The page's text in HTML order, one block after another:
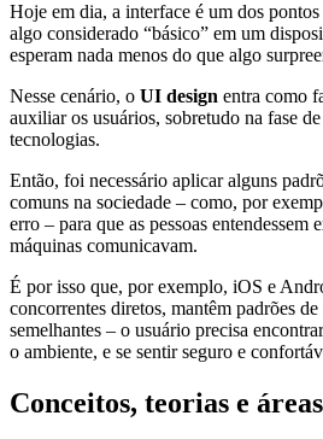
Hoje em dia, a interface é um dos
algo considerado “básico” em um
esperam nada menos do que algo
Nesse cenário, o UI design entra como
auxiliar os usuários, sobretudo na fase
tecnologias.
Então, foi necessário aplicar alguns
comuns na sociedade – como, por
erro – para que as pessoas entendessem
máquinas comunicavam.
É por isso que, por exemplo, iOS e
concorrentes diretos, mantêm padrões
semelhantes – o usuário precisa
o ambiente, e se sentir seguro e
Conceitos, teorias e